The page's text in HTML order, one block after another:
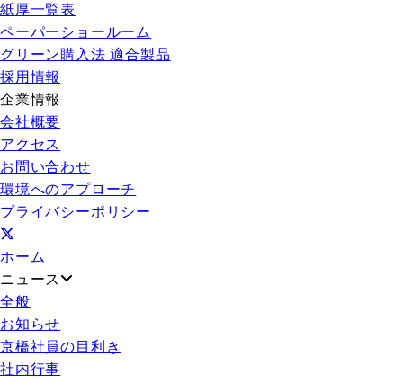
紙厚一覧表
ペーパーショールーム
グリーン購入法 適合製品
採用情報
企業情報
会社概要
アクセス
お問い合わせ
環境へのアプローチ
プライバシーポリシー
ホーム
ニュース
全般
お知らせ
京橋社員の目利き
社内行事